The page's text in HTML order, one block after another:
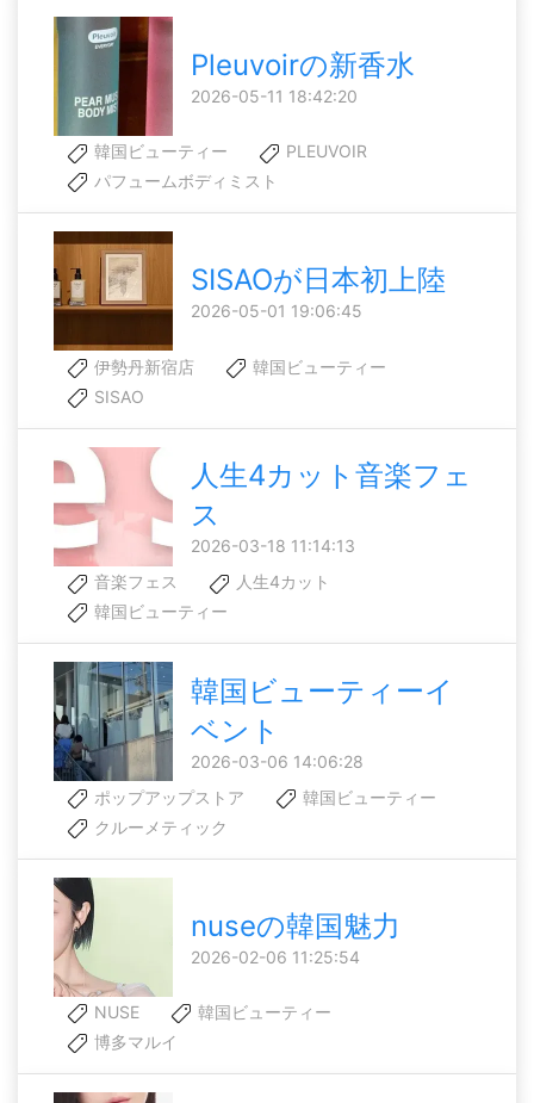
Pleuvoirの新香水
2026-05-11 18:42:20
韓国ビューティー
PLEUVOIR
パフュームボディミスト
SISAOが日本初上陸
2026-05-01 19:06:45
伊勢丹新宿店
韓国ビューティー
SISAO
人生4カット音楽フェ
ス
2026-03-18 11:14:13
音楽フェス
人生4カット
韓国ビューティー
韓国ビューティーイ
ベント
2026-03-06 14:06:28
ポップアップストア
韓国ビューティー
クルーメティック
nuseの韓国魅力
2026-02-06 11:25:54
NUSE
韓国ビューティー
博多マルイ